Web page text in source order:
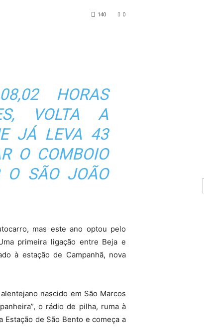
0
140
HORAS
VOLTA A
JÁ LEVA 43
O COMBOIO
O SÃO JOÃO
mas este ano optou pelo
primeira ligação entre Beja e
à estação de Campanhã, nova
nascido em São Marcos
o rádio de pilha, ruma à
de São Bento e começa a